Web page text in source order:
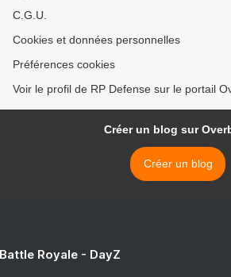
C.G.U.
Cookies et données personnelles
Préférences cookies
Voir le profil de RP Defense sur le portail
Créer un blog sur
Créer un blog
Royale - DayZ